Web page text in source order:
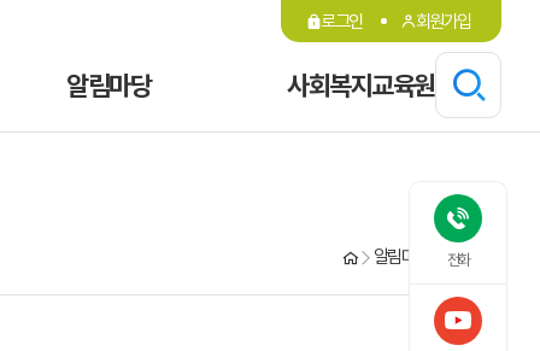
전화
로그인 회원가입
알림마당 사회복지교육원
알림마당 공지사항